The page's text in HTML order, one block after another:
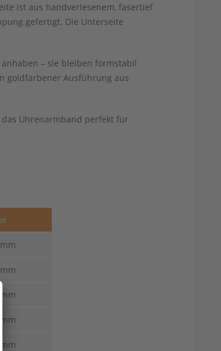
ist aus handverlesenem, fasertief
gefertigt. Die Unterseite
– sie bleiben formstabil
goldfarbener Ausführung aus
Uhrenarmband perfekt für
mm
mm
mm